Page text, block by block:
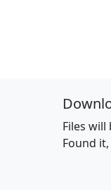
Files
Found